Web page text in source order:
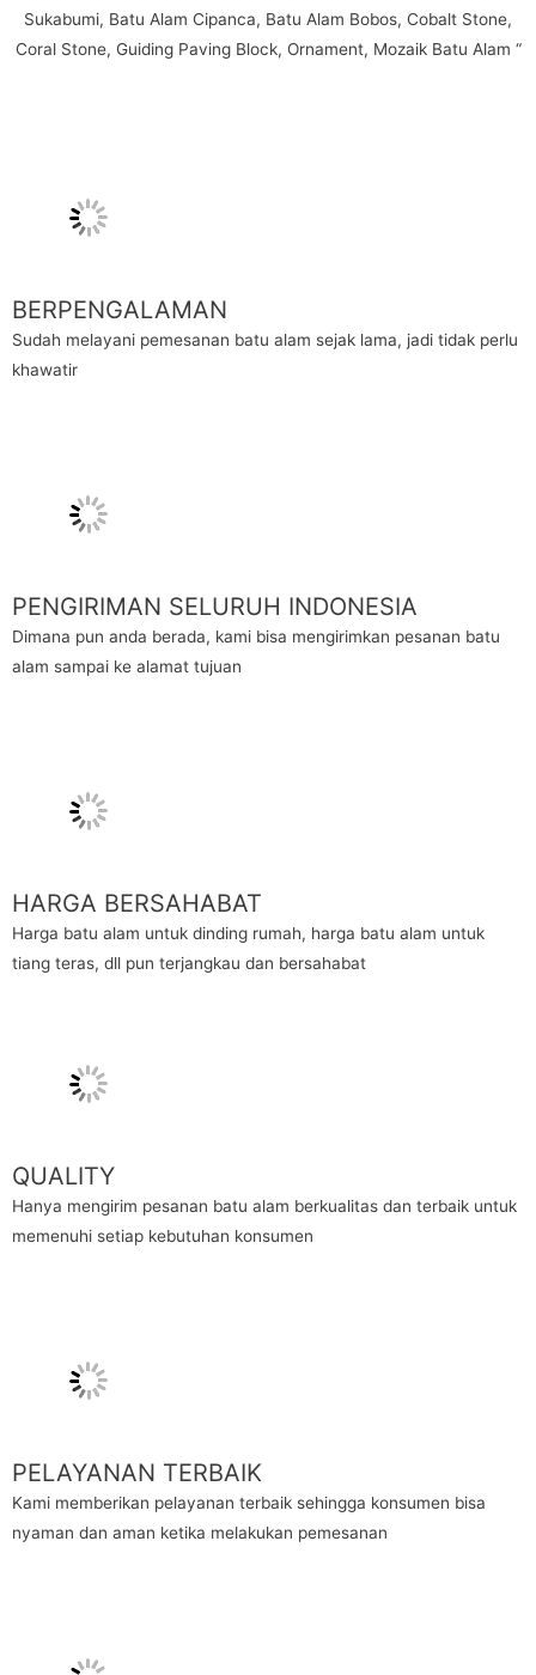
Sukabumi, Batu Alam Cipanca, Batu Alam Bobos, Cobalt Stone,
Coral Stone, Guiding Paving Block, Ornament, Mozaik Batu Alam “
BERPENGALAMAN
Sudah melayani pemesanan batu alam sejak lama, jadi tidak perlu
khawatir
PENGIRIMAN SELURUH INDONESIA
Dimana pun anda berada, kami bisa mengirimkan pesanan batu
alam sampai ke alamat tujuan
HARGA BERSAHABAT
Harga batu alam untuk dinding rumah, harga batu alam untuk
tiang teras, dll pun terjangkau dan bersahabat
QUALITY
Hanya mengirim pesanan batu alam berkualitas dan terbaik untuk
memenuhi setiap kebutuhan konsumen
PELAYANAN TERBAIK
Kami memberikan pelayanan terbaik sehingga konsumen bisa
nyaman dan aman ketika melakukan pemesanan